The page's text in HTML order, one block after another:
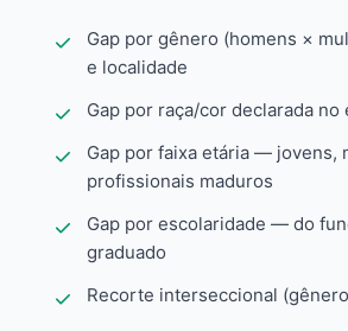
Gap por gênero (homens ×
e localidade
Gap por raça/cor declarada no
Gap por faixa etária — jovens,
profissionais maduros
Gap por escolaridade — do
graduado
Recorte interseccional